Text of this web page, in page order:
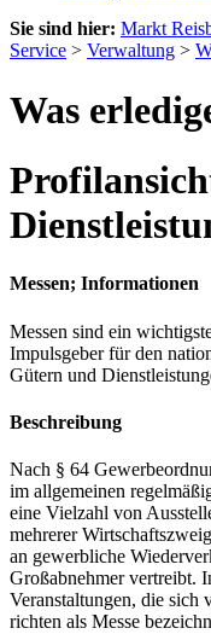
Sie sind hier: Markt
Service > Verwaltung >
Was
Messen; Informationen
Messen sind ein
Impulsgeber für den
Gütern und
Beschreibung
Nach § 64
im allgemeinen
eine Vielzahl von
mehrerer
an gewerbliche
Großabnehmer vertreibt.
Veranstaltungen, die sich
richten als Messe